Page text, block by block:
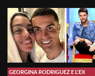
GEORGINA RODRIGUEZ E L'EX